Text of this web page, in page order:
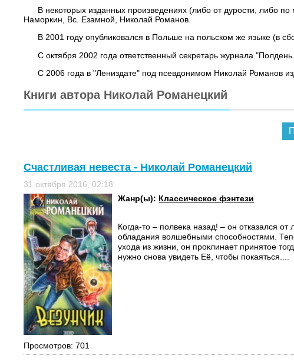
В некоторых изданных произведениях (либо от дурости, либо
Наморкин, Вс. Езамной, Николай Романов.
В 2001 году опубликовался в Польше на польском же языке (в
С октября 2002 года ответственный секретарь журнала "Полдень.
C 2006 года в "Лениздате" под псевдонимом Николай Романов
Книги автора Николай Романецкий
Счастливая невеста - Николай Романецкий
31 октября 2016, 02:18
Жанр(ы): Классическое фэнтези
Когда-то – полвека назад! – он отказался от
обладания волшебными способностями.
ухода из жизни, он проклинает принятое
нужно снова увидеть Её, чтобы покаяться....
Просмотров: 701